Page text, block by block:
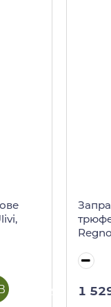
корзину 1